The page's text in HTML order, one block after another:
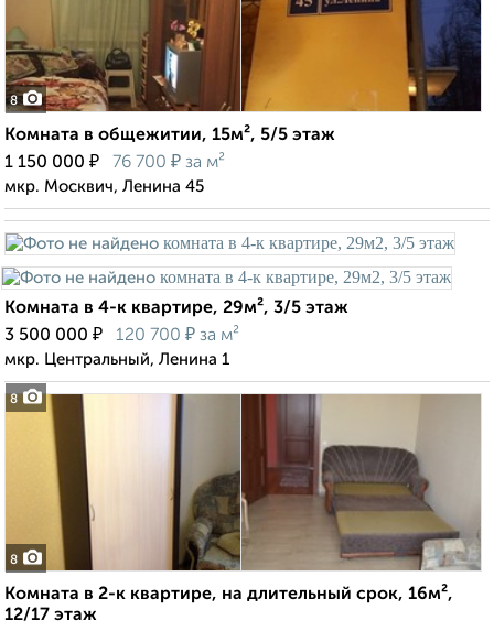
8
Комната в общежитии, 15м², 5/5 этаж
1 150 000 ₽ 76 700 ₽ за м²
мкр. Москвич, Ленина 45
8
Комната в 4-к квартире, 29м², 3/5 этаж
3 500 000 ₽ 120 700 ₽ за м²
мкр. Центральный, Ленина 1
8
Комната в 2-к квартире, на длительный срок, 16м²,
12/17 этаж